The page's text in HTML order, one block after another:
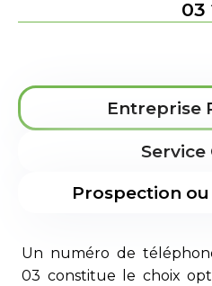
03
Entreprise
Service
Prospection
Un numéro de
03 constitue le choix